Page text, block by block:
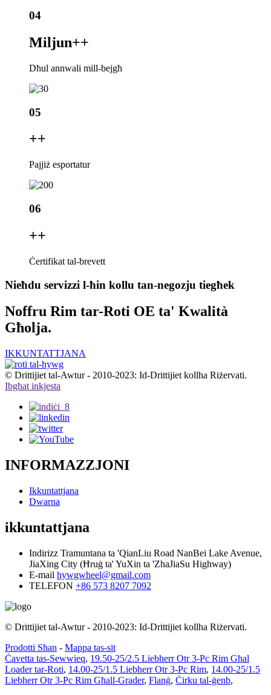
04
Miljun++
Dħul annwali mill-bejgħ
05
++
Pajjiż esportatur
06
++
Ċertifikat tal-brevett
Nieħdu servizzi l-ħin kollu tan-negozju tiegħek
Noffru Rim tar-Roti OE ta' Kwalità
Għolja.
IKKUNTATTJANA
© Drittijiet tal-Awtur - 2010-2023: Id-Drittijiet kollha Riżervati.
Ibgħat inkjesta
INFORMAZZJONI
Ikkuntattjana
Dwarna
ikkuntattjana
Indirizz Tramuntana ta 'QianLiu Road NanBei Lake Avenue,
JiaXing City (Ħruġ ta' YuXin ta 'ZhaJiaSu Highway)
E-mail hywgwheel@gmail.com
TELEFON +86 573 8207 7092
© Drittijiet tal-Awtur - 2010-2023: Id-Drittijiet kollha Riżervati.
Prodotti Sħan - Mappa tas-sit
Ċavetta tas-Sewwieq, 19.50-25/2.5 Liebherr Otr 3-Pc Rim Għal
Loader tar-Roti, 14.00-25/1.5 Liebherr Otr 3-Pc Rim, 14.00-25/1.5
Liebherr Otr 3-Pc Rim Għall-Grader, Flanġ, Ċirku tal-ġenb,